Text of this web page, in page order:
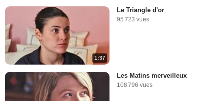
1:37
Le Triangle d'or
95 723 vues
Les Matins merveilleux
108 796 vues